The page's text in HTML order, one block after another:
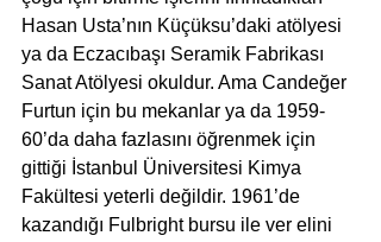
Hasan Usta’nın Küçüksu’daki atölyesi
ya da Eczacıbaşı Seramik Fabrikası
Sanat Atölyesi okuldur. Ama Candeğer
Furtun için bu mekanlar ya da 1959-
60’da daha fazlasını öğrenmek için
gittiği İstanbul Üniversitesi Kimya
Fakültesi yeterli değildir. 1961’de
kazandığı Fulbright bursu ile ver elini